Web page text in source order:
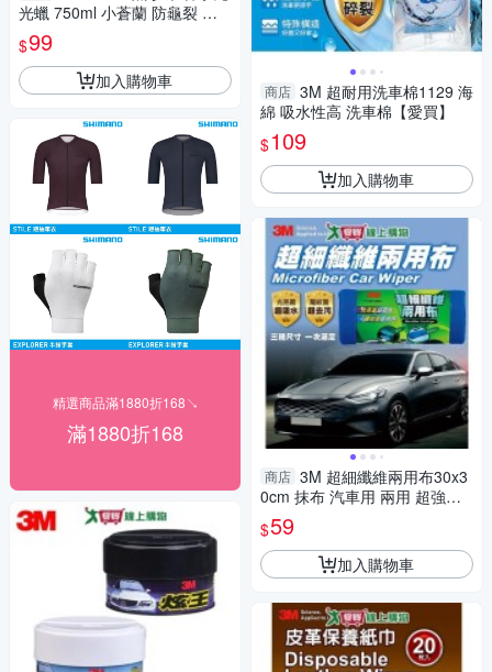
光蠟 750ml 小蒼蘭 防龜裂 防
老化 抗氧化 抗UV 亮光蠟 保養
【愛買】
$99
加入購物車
精選商品滿1880折168↘
滿1880折168
商店 3M 超耐用洗車棉1129 海
綿 吸水性高 洗車棉【愛買】
$109
加入購物車
商店 3M 超細纖維兩用布30x3
0cm 抹布 汽車用 兩用 超強吸
水力【愛買】
$59
加入購物車